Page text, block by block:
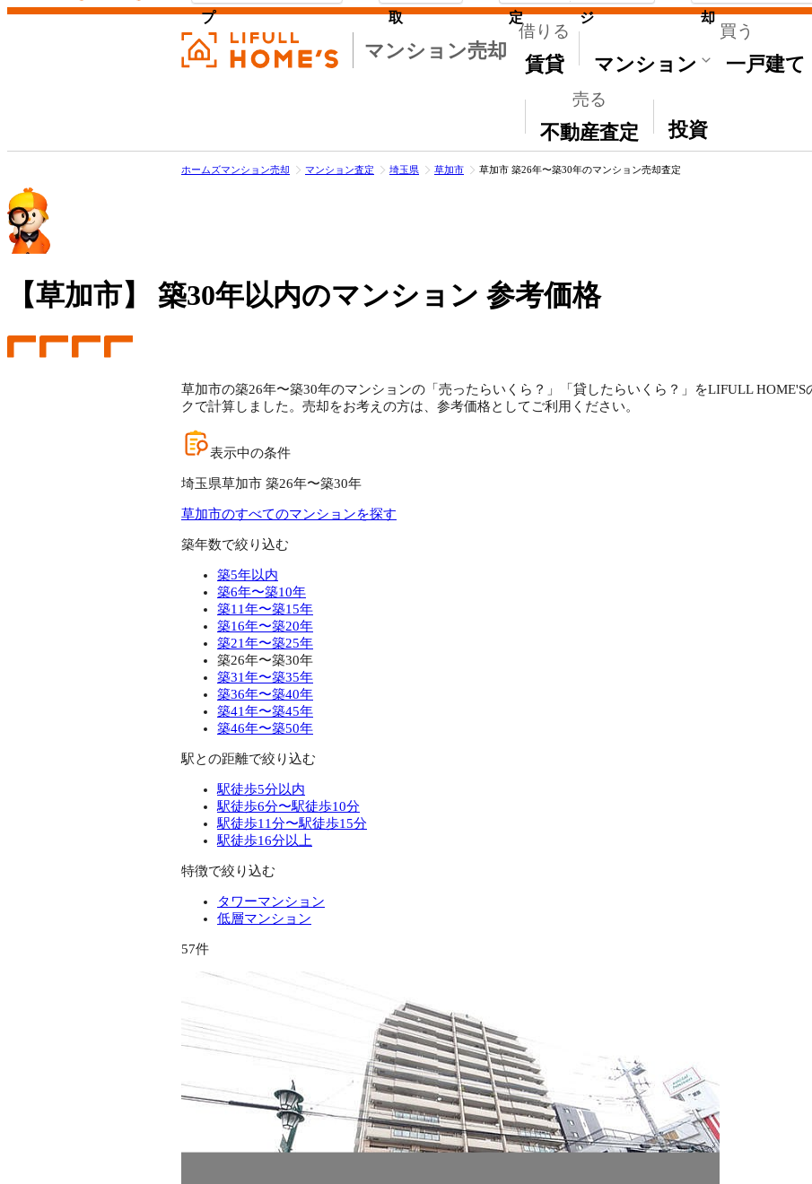
マンション売却
借りる
賃貸
買う
マンション 一戸建て
売る
不動産査定
その他
投資
プ 取 定 ジ 却
ホームズマンション売却 マンション査定 埼玉県 草加市 草加市 築26年〜築30年のマンション売却査定
【草加市】 築30年以内のマンション 参考価格
草加市の築26年〜築30年のマンションの「売ったらいくら？」「貸したらいくら？」をLIFULL
クで計算しました。売却をお考えの方は、参考価格としてご利用ください。
表示中の条件
埼玉県草加市 築26年〜築30年
草加市のすべてのマンションを探す
築年数で絞り込む
築5年以内
築6年〜築10年
築11年〜築15年
築16年〜築20年
築21年〜築25年
築26年〜築30年
築31年〜築35年
築36年〜築40年
築41年〜築45年
築46年〜築50年
駅との距離で絞り込む
駅徒歩5分以内
駅徒歩6分〜駅徒歩10分
駅徒歩11分〜駅徒歩15分
駅徒歩16分以上
特徴で絞り込む
タワーマンション
低層マンション
57件